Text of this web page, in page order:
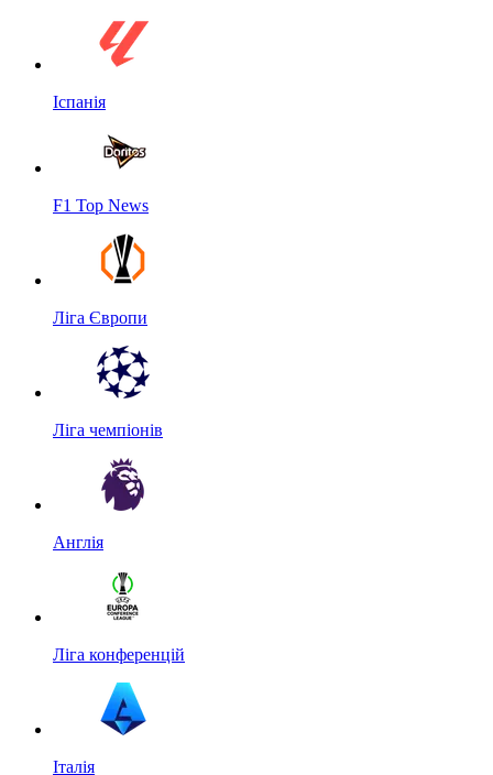
Іспанія
F1 Top News
Ліга Європи
Ліга чемпіонів
Англія
Ліга конференцій
Італія